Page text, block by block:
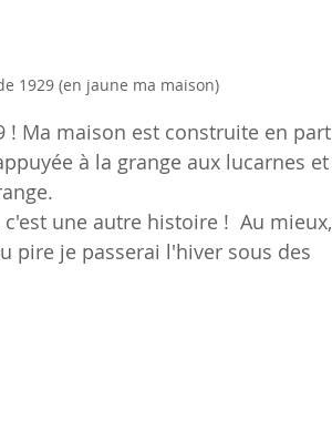
1929 (en jaune ma maison)
! Ma maison est construite en
à la grange aux lucarnes
une autre histoire !  Au mieux,
pire je passerai l'hiver sous des